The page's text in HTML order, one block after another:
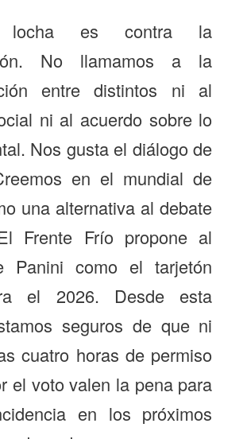
locha es contra la
No llamamos a la
entre distintos ni al
ni al acuerdo sobre lo
Nos gusta el diálogo de
en el mundial de
una alternativa al debate
Frente Frío propone al
Panini como el tarjetón
el 2026. Desde esta
seguros de que ni
cuatro horas de permiso
el voto valen la pena para
en los próximos